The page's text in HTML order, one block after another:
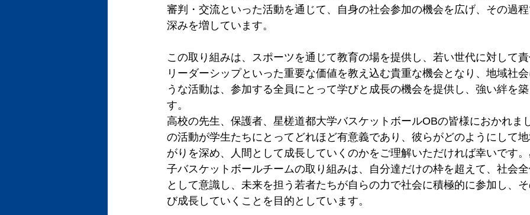
審判・交流といった活動を通じて、自身の社会参加の機会を広げ、その過
深みを増しています。
この取り組みは、スポーツを通じて教育の場を提供し、若い世代に対して責
リーダーシップといった重要な価値を教え込む貴重な機会となり、地域社
うな活動は、参加する全員にとって学びと成長の機会を提供し、強い絆を
す。
高校の先生、保護者、星槎道都大学バスケットボールOBの皆様におかれま
の活動が学生たちにとってどれほど有意義であり、彼らがどのようにして
がりを深め、人間として成長していくのかをご理解いただければ幸いです
子バスケットボールチームの取り組みは、自分達だけの枠を超えて、社会
として意識し、未来を担う若者たちが自らの力で社会に積極的に参加し、
び成長していくことを目的としています。